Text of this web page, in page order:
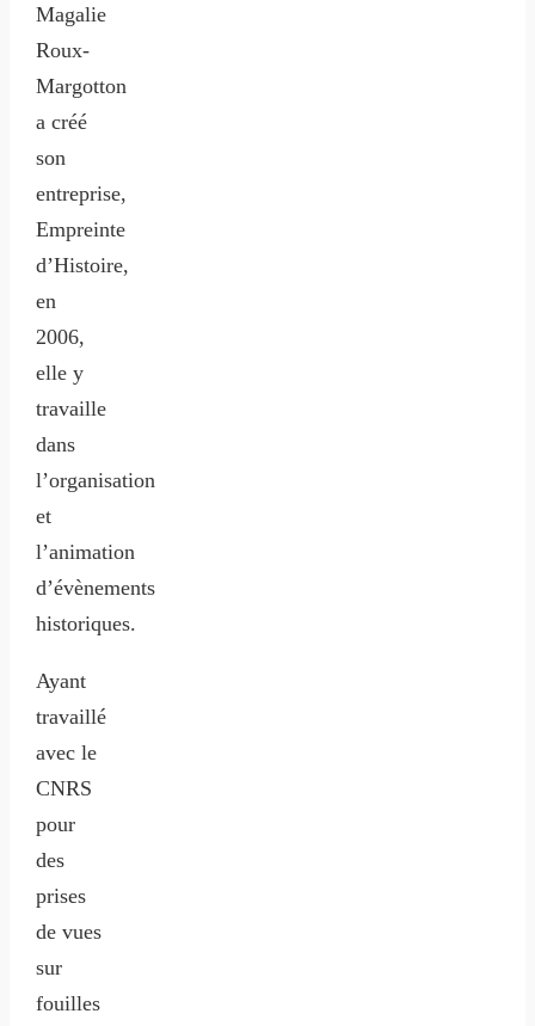
Magalie
Roux-
Margotton
a créé
son
entreprise,
Empreinte
d’Histoire,
en
2006,
elle y
travaille
dans
l’organisation
et
l’animation
d’évènements
historiques.
Ayant
travaillé
avec le
CNRS
pour
des
prises
de vues
sur
fouilles